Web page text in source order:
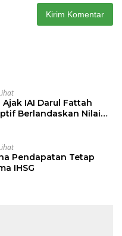
IAI Darul Fattah
Berlandaskan Nilai
Pendapatan Tetap
IHSG